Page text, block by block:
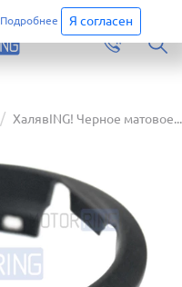
Перейти
ХалявING! Черное матовое...
Подробнее Я согласен